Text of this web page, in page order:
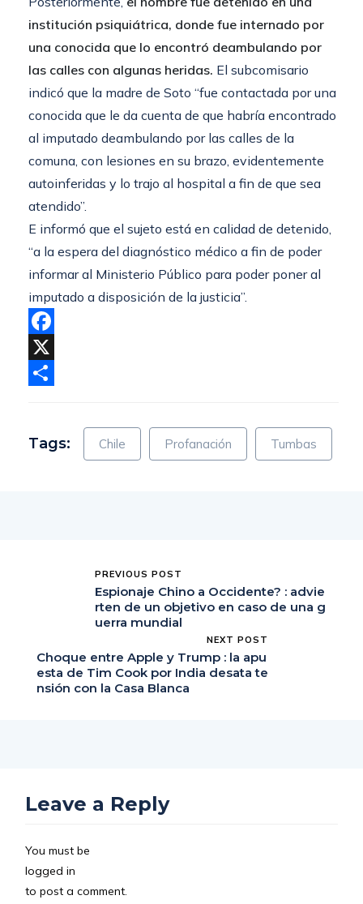
institución psiquiátrica, donde fue internado por
una conocida que lo encontró deambulando por
las calles con algunas heridas. El subcomisario
indicó que la madre de Soto “fue contactada por una
conocida que le da cuenta de que habría encontrado
al imputado deambulando por las calles de la
comuna, con lesiones en su brazo, evidentemente
autoinferidas y lo trajo al hospital a fin de que sea
atendido”.
E informó que el sujeto está en calidad de detenido,
“a la espera del diagnóstico médico a fin de poder
informar al Ministerio Público para poder poner al
imputado a disposición de la justicia”.
Facebook
X
Tags: Chile Profanación Tumbas
PREVIOUS POST
Espionaje Chino a Occidente? : advie
rten de un objetivo en caso de una g
uerra mundial
NEXT POST
Choque entre Apple y Trump : la apu
esta de Tim Cook por India desata te
nsión con la Casa Blanca
Leave a Reply
You must be
logged in
to post a comment.